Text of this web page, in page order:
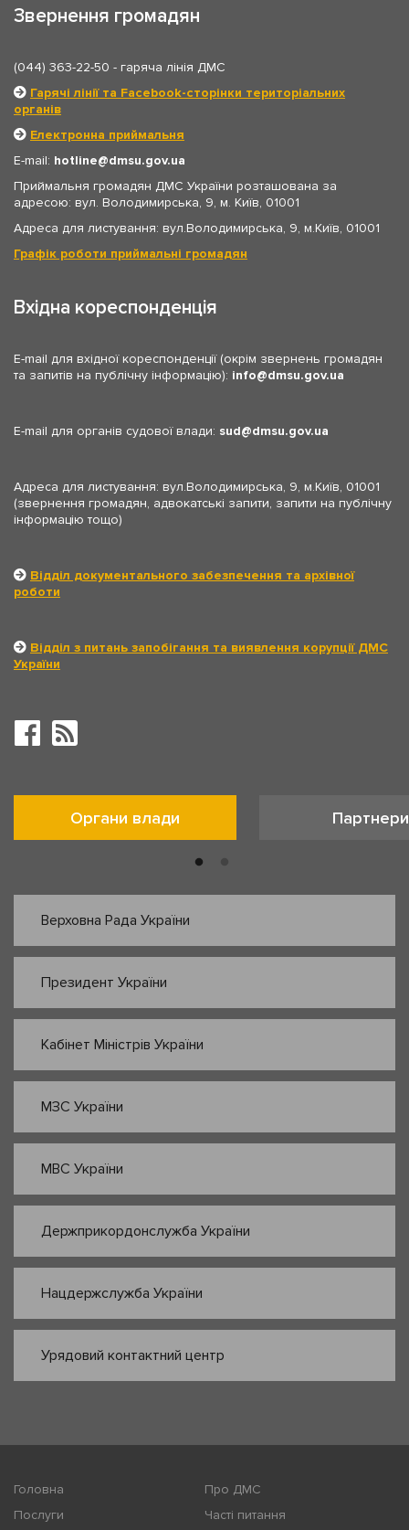
Звернення громадян
(044) 363-22-50 - гаряча лінія ДМС
Гарячі лінії та Facebook-сторінки територіальних
органів
Електронна приймальня
E-mail: hotline
dmsu.gov.ua
Приймальня громадян ДМС України розташована за
адресою: вул. Володимирська, 9, м. Київ, 01001
Адреса для листування: вул.Володимирська, 9, м.Київ, 01001
Графік роботи приймальні громадян
Вхідна кореспонденція
E-mail для вхідної кореспонденції (окрім звернень громадян
та запитів на публічну інформацію): info dmsu.gov.ua
E-mail для органів судової влади: sud dmsu.gov.ua
Адреса для листування: вул.Володимирська, 9, м.Київ, 01001
(звернення громадян, адвокатські запити, запити на публічну
інформацію тощо)
Відділ документального забезпечення та архівної
роботи
Відділ з питань запобігання та виявлення корупції ДМС
України
Органи влади Партнери
Верховна Рада України
Президент України
Кабінет Міністрів України
МЗС України
МВС України
Держприкордонслужба України
Нацдержслужба України
Урядовий контактний центр
Головна
Про ДМС
Послуги
Часті питання